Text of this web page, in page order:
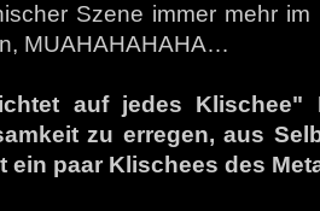
Szene immer mehr
MUAHAHAHAHA…
auf jedes
zu erregen, aus
ein paar Klischees des